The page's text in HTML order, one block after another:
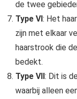
de twee
Type VI: Het
zijn met elkaar
haarstrook die
bedekt.
Type VII: Dit is
waarbij alleen